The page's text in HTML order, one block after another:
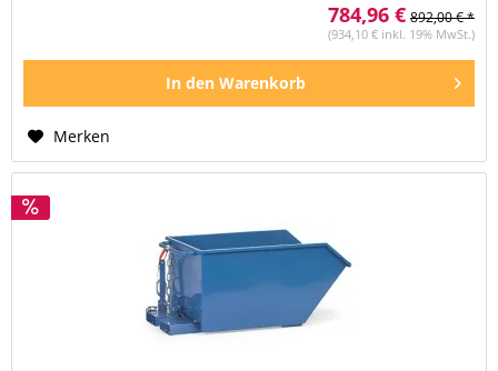
784,96 € 892,00 € *
(934,10 € inkl. 19% MwSt.)
In den Warenkorb
Merken